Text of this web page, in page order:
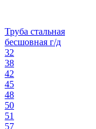
Труба стальная
бесшовная г/д
32
38
42
45
48
50
51
57